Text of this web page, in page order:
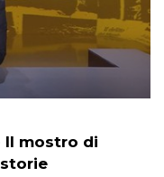
Il mostro di